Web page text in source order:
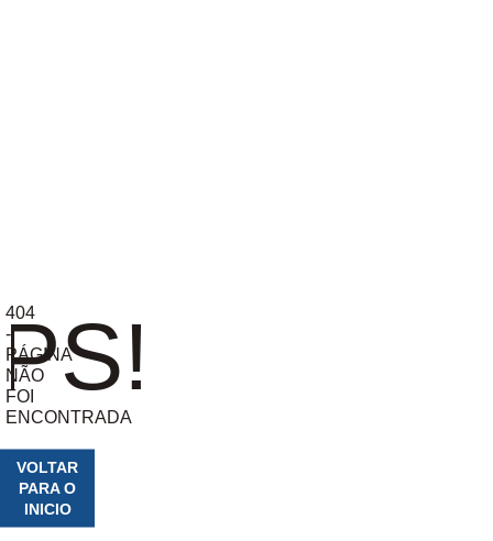
404
-
PÁGINA
NÃO
FOI
ENCONTRADA
VOLTAR
PARA O
INICIO